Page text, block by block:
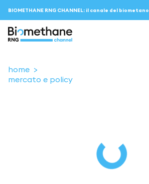
BIOMETHANE RNG CHANNEL: il canale del biometano
home
mercato e policy